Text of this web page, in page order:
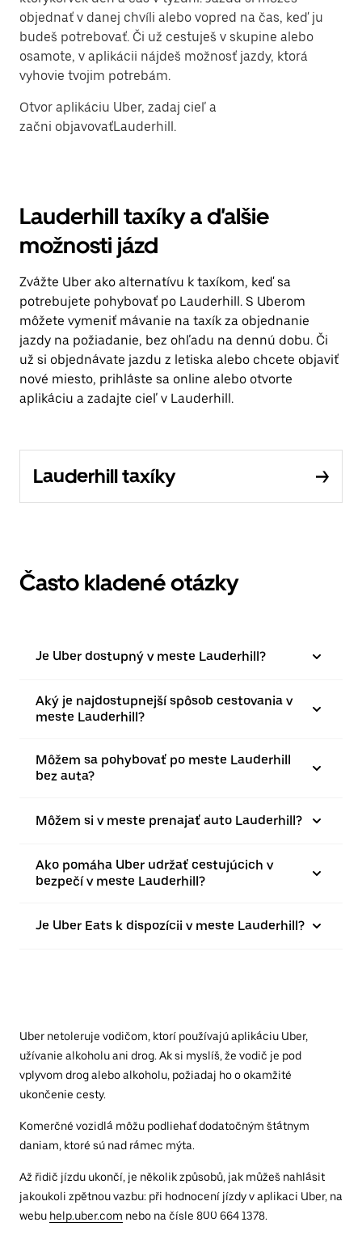
objednať v danej chvíli alebo vopred na čas, keď ju
budeš potrebovať. Či už cestuješ v skupine alebo
osamote, v aplikácii nájdeš možnosť jazdy, ktorá
vyhovie tvojim potrebám.
Otvor aplikáciu Uber, zadaj cieľ a
začni objavovaťLauderhill.
Lauderhill taxíky a ďalšie
možnosti jázd
Zvážte Uber ako alternatívu k taxíkom, keď sa
potrebujete pohybovať po Lauderhill. S Uberom
môžete vymeniť mávanie na taxík za objednanie
jazdy na požiadanie, bez ohľadu na dennú dobu. Či
už si objednávate jazdu z letiska alebo chcete objaviť
nové miesto, prihláste sa online alebo otvorte
aplikáciu a zadajte cieľ v Lauderhill.
Lauderhill taxíky
Často kladené otázky
Je Uber dostupný v meste Lauderhill?
Aký je najdostupnejší spôsob cestovania v
meste Lauderhill?
Môžem sa pohybovať po meste Lauderhill
bez auta?
Môžem si v meste prenajať auto Lauderhill?
Ako pomáha Uber udržať cestujúcich v
bezpečí v meste Lauderhill?
Je Uber Eats k dispozícii v meste Lauderhill?
Uber netoleruje vodičom, ktorí používajú aplikáciu Uber,
užívanie alkoholu ani drog. Ak si myslíš, že vodič je pod
vplyvom drog alebo alkoholu, požiadaj ho o okamžité
ukončenie cesty.
Komerčné vozidlá môžu podliehať dodatočným štátnym
daniam, ktoré sú nad rámec mýta.
Až řidič jízdu ukončí, je několik způsobů, jak můžeš nahlásit
jakoukoli zpětnou vazbu: při hodnocení jízdy v aplikaci Uber, na
webu help.uber.com nebo na čísle 800 664 1378.